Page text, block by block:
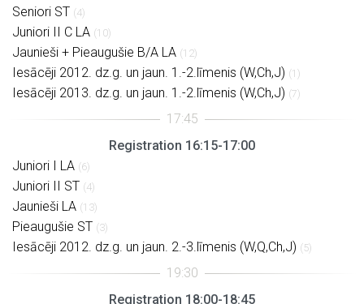
Seniori ST (4)
Juniori II C LA (10)
Jaunieši + Pieaugušie B/A LA (12)
Iesācēji 2012. dz.g. un jaun. 1.-2.līmenis (W,Ch,J) (1)
Iesācēji 2013. dz.g. un jaun. 1.-2.līmenis (W,Ch,J) (7)
Registration 16:15-17:00
Juniori I LA (6)
Juniori II ST (4)
Jaunieši LA (13)
Pieaugušie ST (3)
Iesācēji 2012. dz.g. un jaun. 2.-3.līmenis (W,Q,Ch,J) (5)
Registration 18:00-18:45